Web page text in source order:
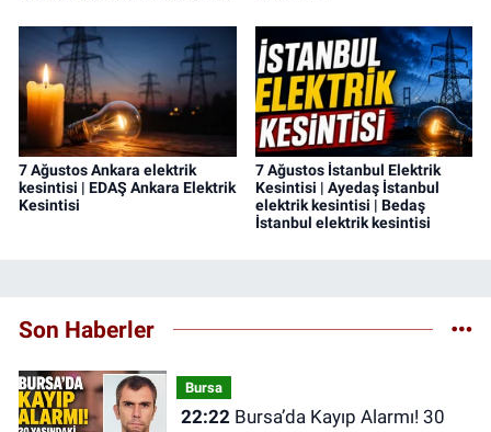
7 Ağustos Ankara elektrik
kesintisi | EDAŞ Ankara Elektrik
Kesintisi
7 Ağustos İstanbul Elektrik
Kesintisi | Ayedaş İstanbul
elektrik kesintisi | Bedaş
İstanbul elektrik kesintisi
Son Haberler
Bursa
22:22Bursa’da Kayıp Alarmı! 30